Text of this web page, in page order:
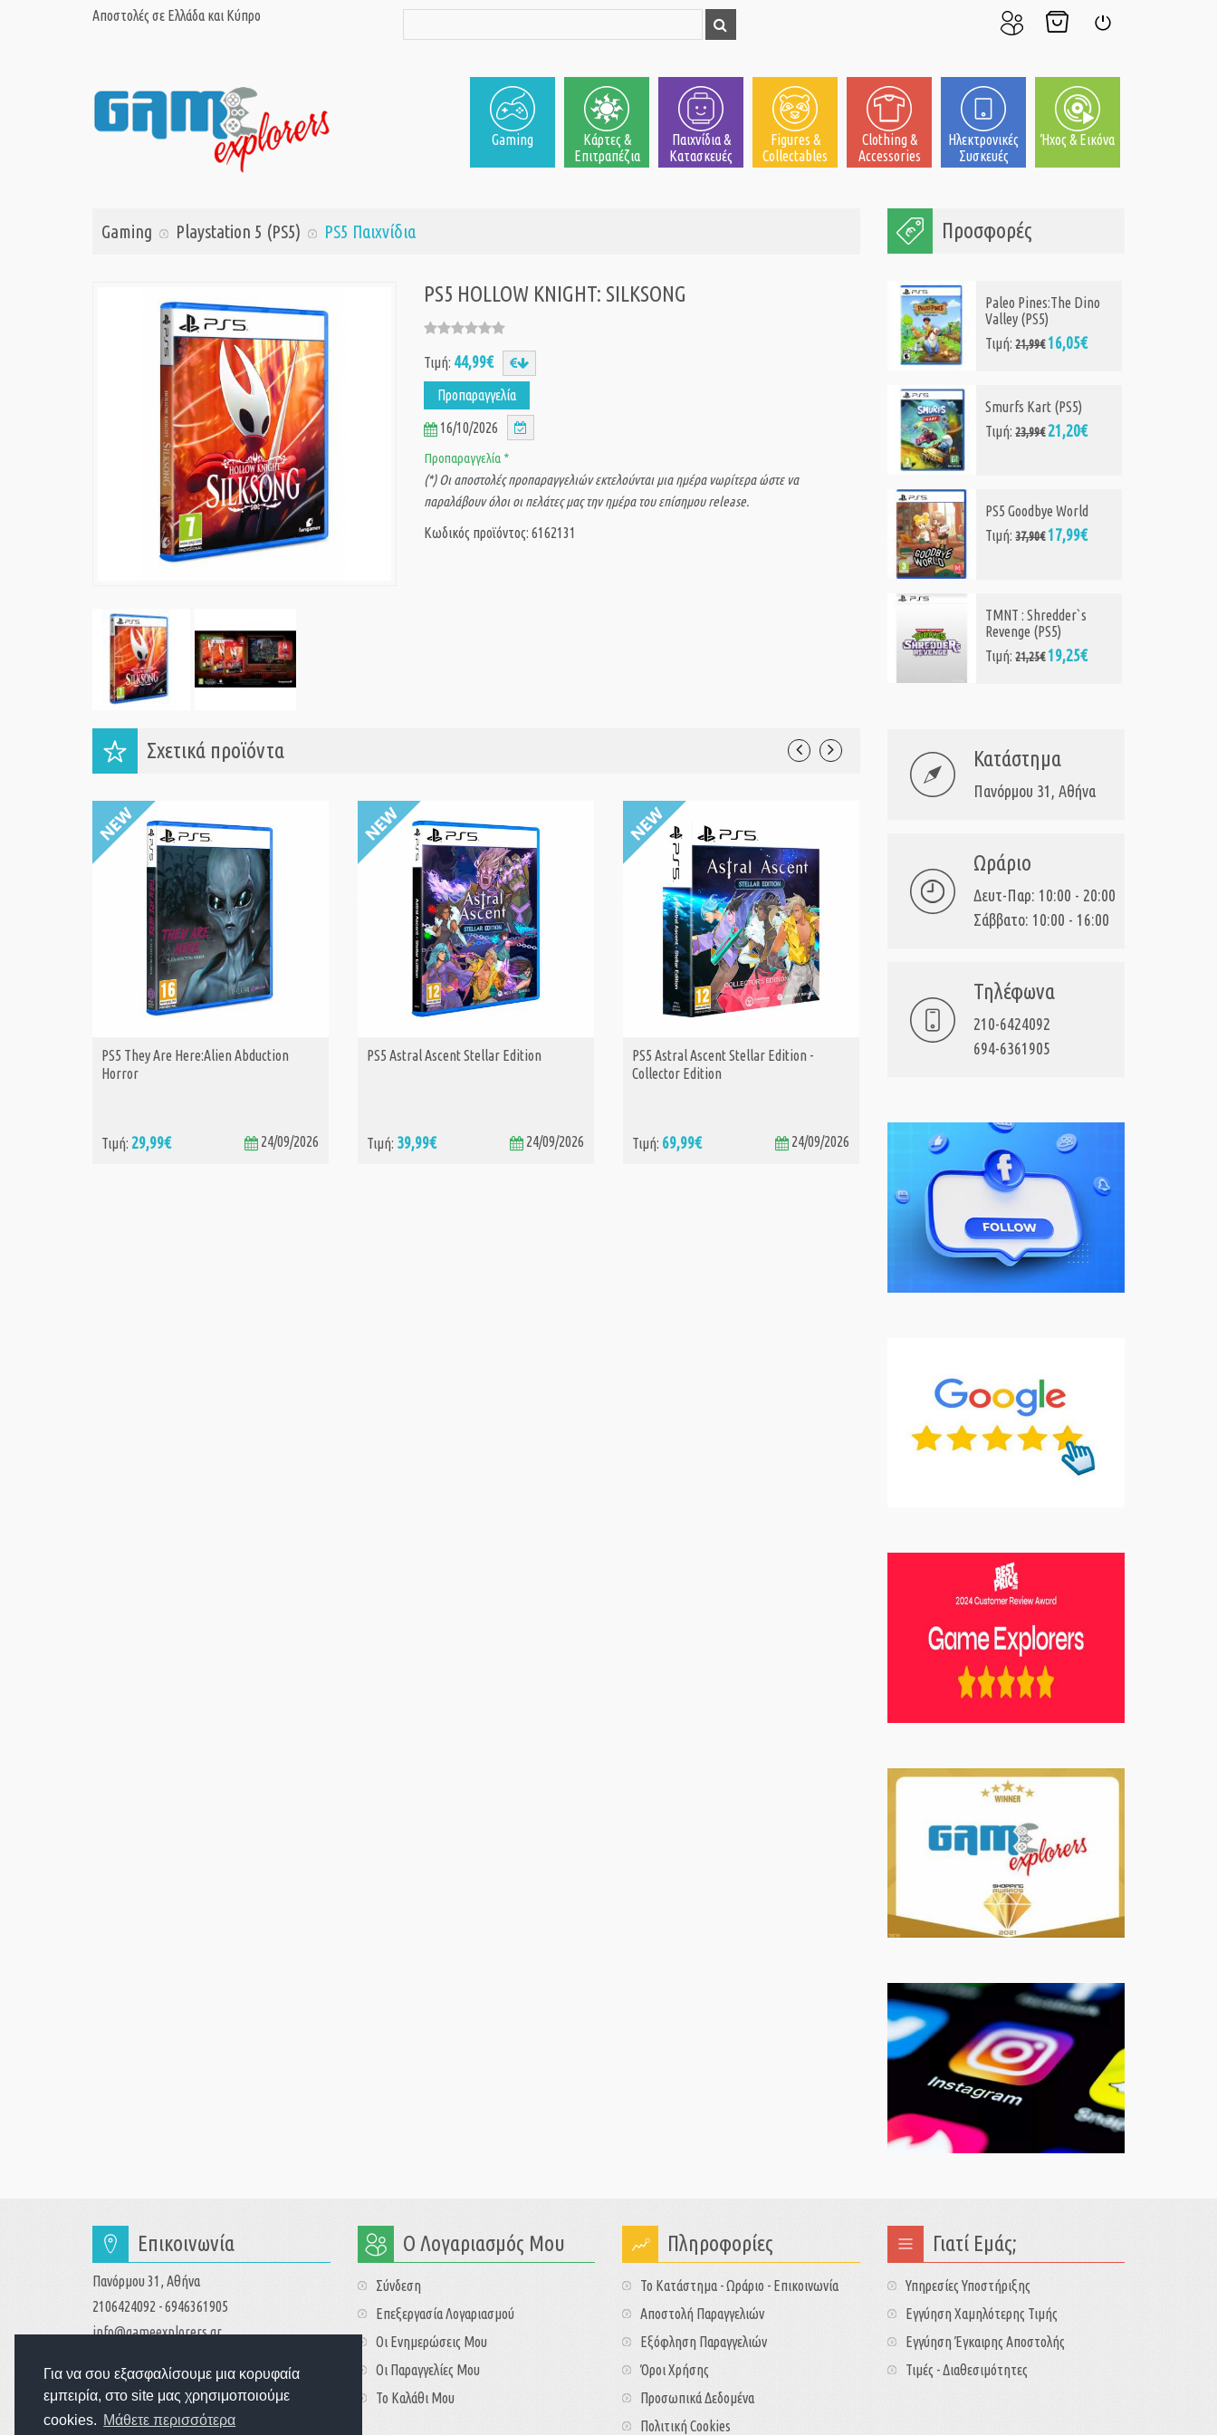
Για να σου εξασφαλίσουμε μια κορυφαία
εμπειρία, στο site μας χρησιμοποιούμε
cookies. Μάθετε περισσότερα
Αποστολές σε Ελλάδα και Κύπρο
μου
Gaming
Κάρτες &
Επιτραπέζια
Παιχνίδια &
Κατασκευές
Figures &
Collectables
Clothing &
Accessories
Ηλεκτρονικές
Συσκευές
Ήχος & Εικόνα
Gaming Playstation 5 (PS5) PS5 Παιχνίδια
PS5 HOLLOW KNIGHT: SILKSONG
Τιμή: 44,99€
Προπαραγγελία
16/10/2026
Προπαραγγελία *
(*) Οι αποστολές προπαραγγελιών εκτελούνται μια ημέρα νωρίτερα ώστε να
παραλάβουν όλοι οι πελάτες μας την ημέρα του επίσημου release.
Κωδικός προϊόντος: 6162131
Σχετικά προϊόντα
ΑΓΟΡΑ
PS5 They Are Here:Alien Abduction
Horror
Τιμή: 29,99€ 24/09/2026
ΑΓΟΡΑ
PS5 Astral Ascent Stellar Edition
Τιμή: 39,99€ 24/09/2026
ΑΓΟΡΑ
PS5 Astral Ascent Stellar Edition -
Collector Edition
Τιμή: 69,99€ 24/09/2026
PS5 Grime II : The Definitive Edition
39,99€ 15/09/2026
Προσφορές
Paleo Pines:The Dino
Valley (PS5)
Τιμή:21,99€ 16,05€
Smurfs Kart (PS5)
Τιμή:23,99€21,20€
PS5 Goodbye World
Τιμή:37,90€ 17,99€
TMNT : Shredder`s
Revenge (PS5)
Τιμή:21,25€ 19,25€
Κατάστημα
Πανόρμου 31, Αθήνα
Ωράριο
Δευτ-Παρ: 10:00 - 20:00
Σάββατο: 10:00 - 16:00
Τηλέφωνα
210-6424092
694-6361905
Επικοινωνία
Πανόρμου 31, Αθήνα
2106424092 - 6946361905
info@gameexplorers.gr
Ο Λογαριασμός Μου
Σύνδεση
Επεξεργασία Λογαριασμού
Οι Ενημερώσεις Μου
Οι Παραγγελίες Μου
Το Καλάθι Μου
Πληροφορίες
Το Κατάστημα - Ωράριο - Επικοινωνία
Αποστολή Παραγγελιών
Εξόφληση Παραγγελιών
Όροι Χρήσης
Προσωπικά Δεδομένα
Πολιτική Cookies
Γιατί Εμάς;
Υπηρεσίες Υποστήριξης
Εγγύηση Χαμηλότερης Τιμής
Εγγύηση Έγκαιρης Αποστολής
Τιμές - Διαθεσιμότητες